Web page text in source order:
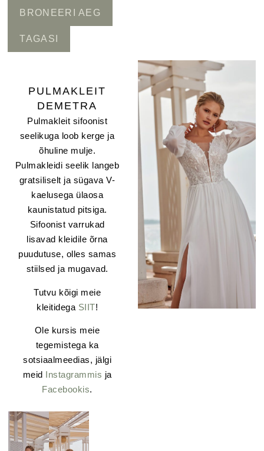
BRONEERI AEG
TAGASI
PULMAKLEIT
DEMETRA
Pulmakleit sifoonist
seelikuga loob kerge ja
õhuline mulje.
Pulmakleidi seelik langeb
gratsiliselt ja sügava V-
kaelusega ülaosa
kaunistatud pitsiga.
Sifoonist varrukad
lisavad kleidile õrna
puudutuse, olles samas
stiilsed ja mugavad.
Tutvu kõigi meie
kleitidega SIIT!
Ole kursis meie
tegemistega ka
sotsiaalmeedias, jälgi
meid Instagrammis ja
Facebookis.